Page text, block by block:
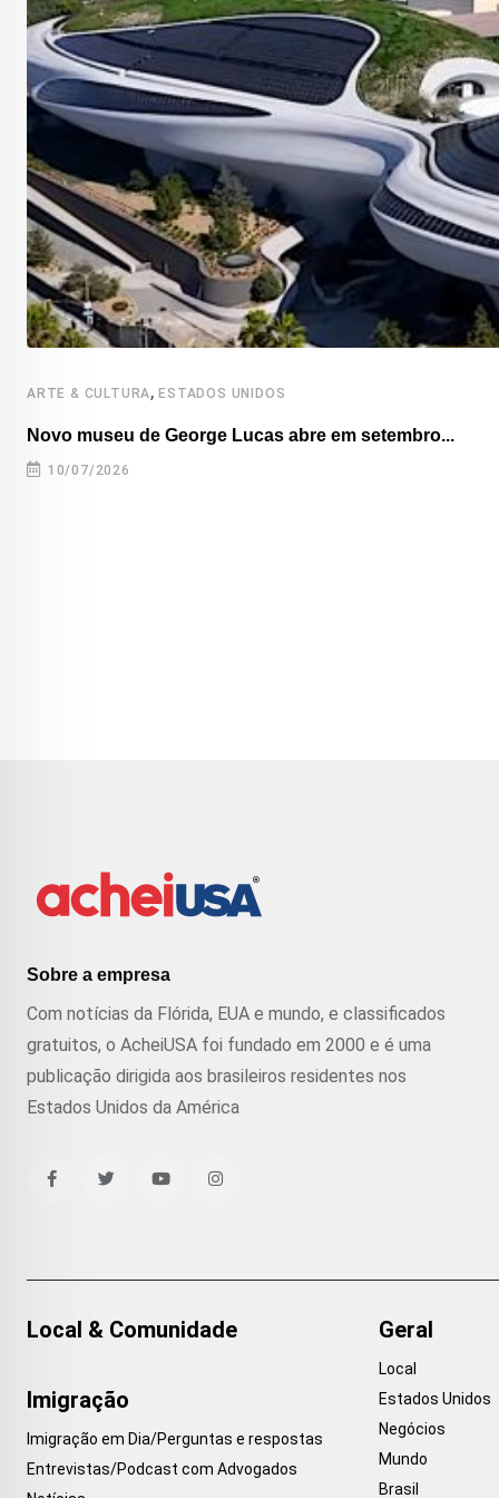
ARTE & CULTURA,ESTADOS UNIDOS
Novo museu de George Lucas abre em setembro...
10/07/2026
Sobre a empresa
Com notícias da Flórida, EUA e mundo, e classificados
gratuitos, o AcheiUSA foi fundado em 2000 e é uma
publicação dirigida aos brasileiros residentes nos
Estados Unidos da América
Local & Comunidade
Imigração
Imigração em Dia/Perguntas e respostas
Entrevistas/Podcast com Advogados
Geral
Local
Estados Unidos
Negócios
Mundo
Brasil